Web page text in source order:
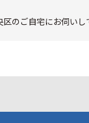
のご自宅にお伺いし